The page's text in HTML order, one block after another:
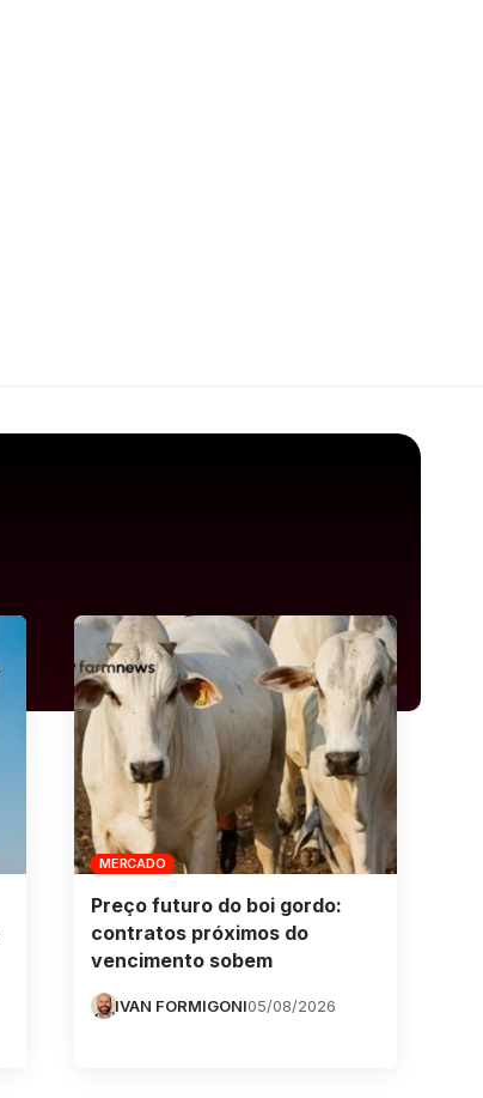
MERCADO
Preço futuro do boi gordo:
contratos próximos do
vencimento sobem
IVAN FORMIGONI05/08/2026